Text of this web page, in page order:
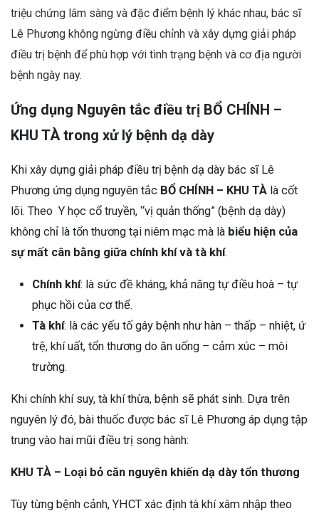
triệu chứng lâm sàng và đặc điểm bệnh lý khác nhau, bác sĩ
Lê Phương không ngừng điều chỉnh và xây dựng giải pháp
điều trị bệnh để phù hợp với tình trạng bệnh và cơ địa người
bệnh ngày nay.
Ứng dụng Nguyên tắc điều trị BỔ CHÍNH –
KHU TÀ trong xử lý bệnh dạ dày
Khi xây dựng giải pháp điều trị bệnh dạ dày bác sĩ Lê
Phương ứng dụng nguyên tắc BỔ CHÍNH – KHU TÀ là cốt
lõi. Theo Y học cổ truyền, “vị quản thống” (bệnh dạ dày)
không chỉ là tổn thương tại niêm mạc mà là biểu hiện của
sự mất cân bằng giữa chính khí và tà khí.
Chính khí: là sức đề kháng, khả năng tự điều hoà – tự
phục hồi của cơ thể.
Tà khí: là các yếu tố gây bệnh như hàn – thấp – nhiệt, ứ
trệ, khí uất, tổn thương do ăn uống – cảm xúc – môi
trường.
Khi chính khí suy, tà khí thừa, bệnh sẽ phát sinh. Dựa trên
nguyên lý đó, bài thuốc được bác sĩ Lê Phương áp dụng tập
trung vào hai mũi điều trị song hành:
KHU TÀ – Loại bỏ căn nguyên khiến dạ dày tổn thương
Tùy từng bệnh cảnh, YHCT xác định tà khí xâm nhập theo